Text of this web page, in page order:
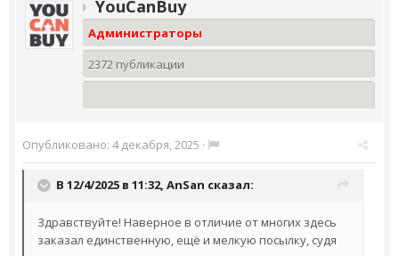
YouCanBuy
Администраторы
2372 публикации
Опубликовано: 4 декабря, 2025 ·
В 12/4/2025 в 11:32, AnSan сказал:
Здравствуйте! Наверное в отличие от многих здесь
заказал единственную, ещё и мелкую посылку, судя